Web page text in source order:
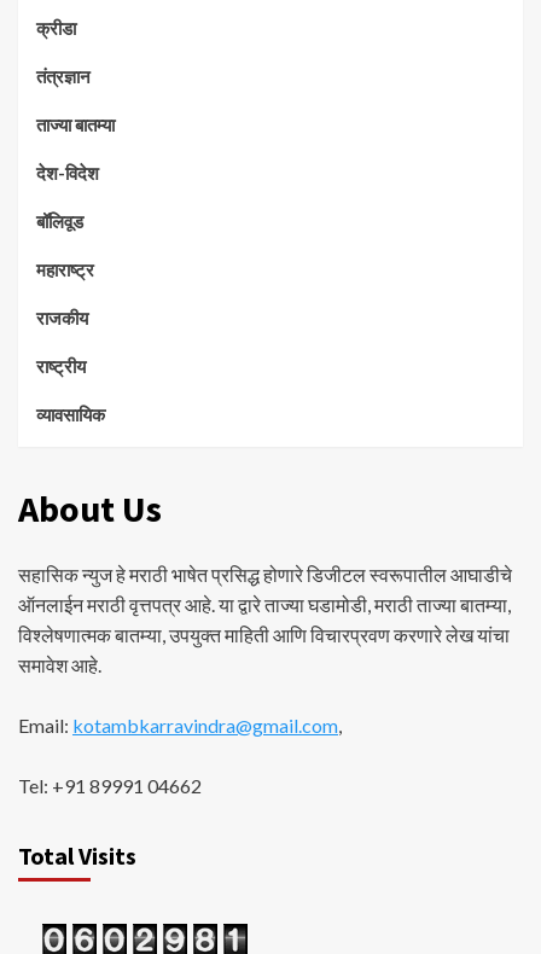
क्रीडा
तंत्रज्ञान
ताज्या बातम्या
देश-विदेश
बॉलिवूड
महाराष्ट्र
राजकीय
राष्ट्रीय
व्यावसायिक
About Us
सहासिक न्युज हे मराठी भाषेत प्रसिद्ध होणारे डिजीटल स्वरूपातील आघाडीचे
ऑनलाईन मराठी वृत्तपत्र आहे. या द्वारे ताज्या घडामोडी, मराठी ताज्या बातम्या,
विश्लेषणात्मक बातम्या, उपयुक्त माहिती आणि विचारप्रवण करणारे लेख यांचा
समावेश आहे.
Email: kotambkarravindra@gmail.com,
Tel: +91 89991 04662
Total Visits